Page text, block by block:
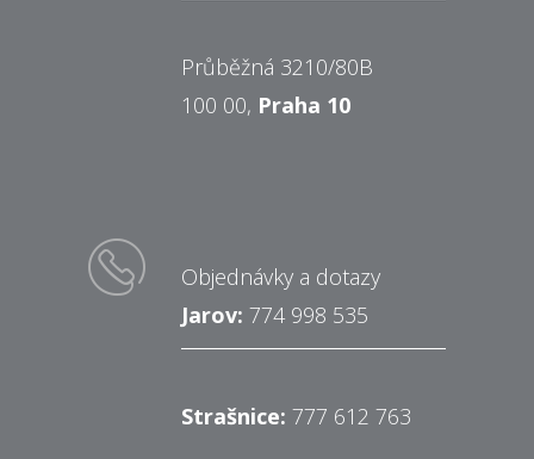
Průběžná 3210/80B
100 00, Praha 10
Objednávky a dotazy
Jarov: 774 998 535
Strašnice: 777 612 763